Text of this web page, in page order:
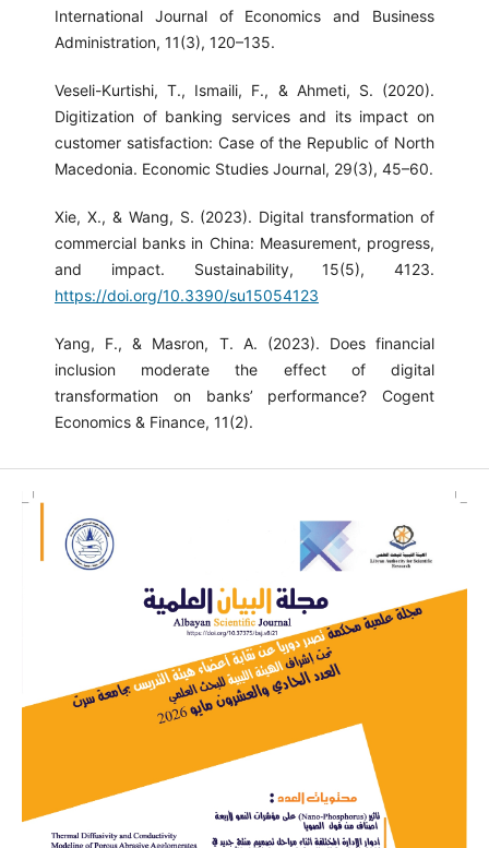
International Journal of Economics and Business
Administration, 11(3), 120–135.
Veseli-Kurtishi, T., Ismaili, F., & Ahmeti, S. (2020).
Digitization of banking services and its impact on
customer satisfaction: Case of the Republic of North
Macedonia. Economic Studies Journal, 29(3), 45–60.
Xie, X., & Wang, S. (2023). Digital transformation of
commercial banks in China: Measurement, progress,
and impact. Sustainability, 15(5), 4123.
https://doi.org/10.3390/su15054123
Yang, F., & Masron, T. A. (2023). Does financial
inclusion moderate the effect of digital
transformation on banks’ performance? Cogent
Economics & Finance, 11(2).